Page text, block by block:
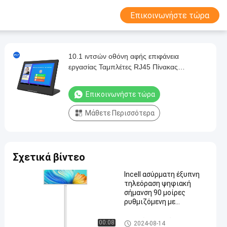
Επικοινωνήστε τώρα
10.1 ιντσών οθόνη αφής επιφάνεια
εργασίας Ταμπλέτες RJ45 Πίνακας
Επικοινωνήστε τώρα
Μάθετε Περισσότερα
Σχετικά βίντεο
00:08
Incell ασύρματη έξυπνη
τηλεόραση ψηφιακή
σήμανση 90 μοίρες
ρυθμιζόμενη με
Σημειώσεις οθόνης αφής
2024-08-14